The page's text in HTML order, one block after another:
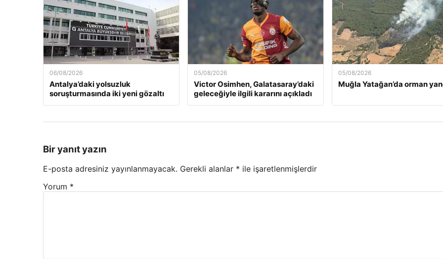
06/08/2026
Antalya’daki yolsuzluk
soruşturmasında iki yeni gözaltı
05/08/2026
Victor Osimhen, Galatasaray’daki
geleceğiyle ilgili kararını açıkladı
05/08/2026
Muğla Yatağan’da orman
Bir yanıt yazın
E-posta adresiniz yayınlanmayacak. Gerekli alanlar * ile işaretlenmişlerdir
Yorum *